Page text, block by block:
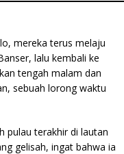
mereka terus melaju
lalu kembali ke
tengah malam dan
sebuah lorong waktu
pulau terakhir di lautan
gelisah, ingat bahwa ia